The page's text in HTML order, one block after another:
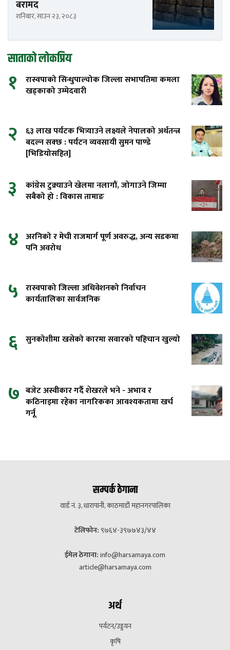
बरामद
शनिबार, साउन २३, २०८३
साताको लोकप्रिय
१
रास्वपाको सिन्धुपाल्चोक जिल्ला सभापतिमा कमला
खड्काको उम्मेदवारी
२
६३ लाख पर्यटक भित्र्याउने लक्ष्यले नेपालको अर्थतन्त्र
बदल्न सक्छ : पर्यटन व्यवसायी सुमन पाण्डे
[भिडियोसहित]
३
कांग्रेस टुक्र्याउने खेलमा नलागौं, जोगाउने जिम्मा
सबैको हो : विकास तामाङ
४ अरनिको र मेची राजमार्ग पूर्ण अवरुद्ध, अन्य सडकमा
पनि अवरोध
५ रास्वपाको जिल्ला अधिवेशनको निर्वाचन
कार्यतालिका सार्वजनिक
६ सुनकोशीमा खसेको कारमा सवारको पहिचान खुल्यो
७ बजेट अस्वीकार गर्दै शेखरले भने - अभाव र
कठिनाइमा रहेका नागरिकका आवश्यकतामा खर्च
गर्नू
सम्पर्क ठेगाना
वार्ड नं. ३, धारापानी, काठमाडौं महानगरपालिका
टेलिफोन: ९७६४-३९७७४३/४४
ईमेल ठेगाना:info@harsamaya.com
article@harsamaya.com
अर्थ
पर्यटन/उड्डयन
कृषि